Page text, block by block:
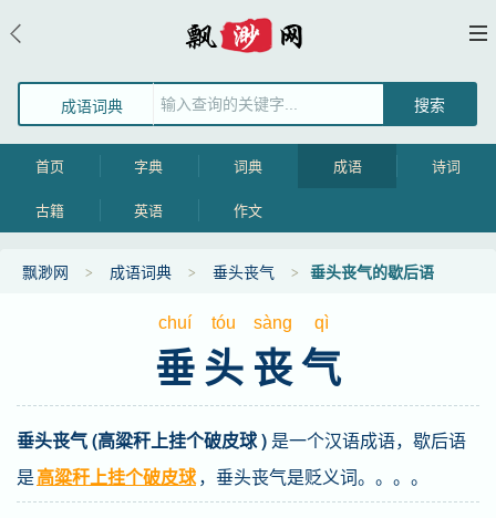
成语词典
首页 字典 词典 成语 诗词
古籍 英语 作文
飘渺网 成语词典 垂头丧气 垂头丧气的歇后语
chuí tóu sàng qì
垂头丧气
垂头丧气 (高粱秆上挂个破皮球 ) 是一个汉语成语，歇后语
是高粱秆上挂个破皮球，垂头丧气是贬义词。。。。